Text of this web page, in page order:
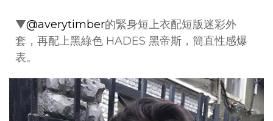
▼@averytimber的緊身短上衣配短版迷彩外
套，再配上黑綠色 HADES 黑帝斯，簡直性感爆
表。